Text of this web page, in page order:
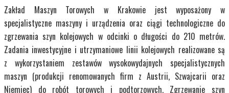
Zakład Maszyn Torowych w Krakowie jest wyposażony w
specjalistyczne maszyny i urządzenia oraz ciągi technologiczne do
zgrzewania szyn kolejowych w odcinki o długości do 210 metrów.
Zadania inwestycyjne i utrzymaniowe linii kolejowych realizowane są
z wykorzystaniem zestawów wysokowydajnych specjalistycznych
maszyn (produkcji renomowanych firm z Austrii, Szwajcarii oraz
Niemiec) do robót torowych i podtorzowych. Zgrzewanie szyn